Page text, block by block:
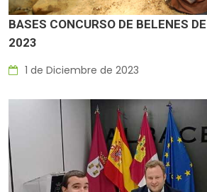
BASES CONCURSO DE BELENES
2023
1 de Diciembre de 2023